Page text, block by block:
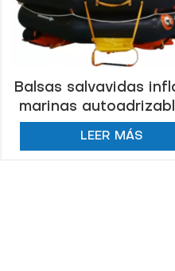
Balsas salvavidas
marinas
tipo KHZ
LEER MÁS